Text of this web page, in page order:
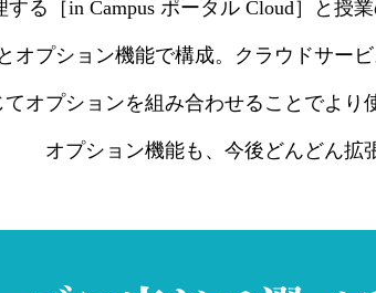
る［in Campus ポータル Cloud］と授
オプション機能で構成。クラウドサー
オプションを組み合わせることでより
オプション機能も、今後どんどん拡